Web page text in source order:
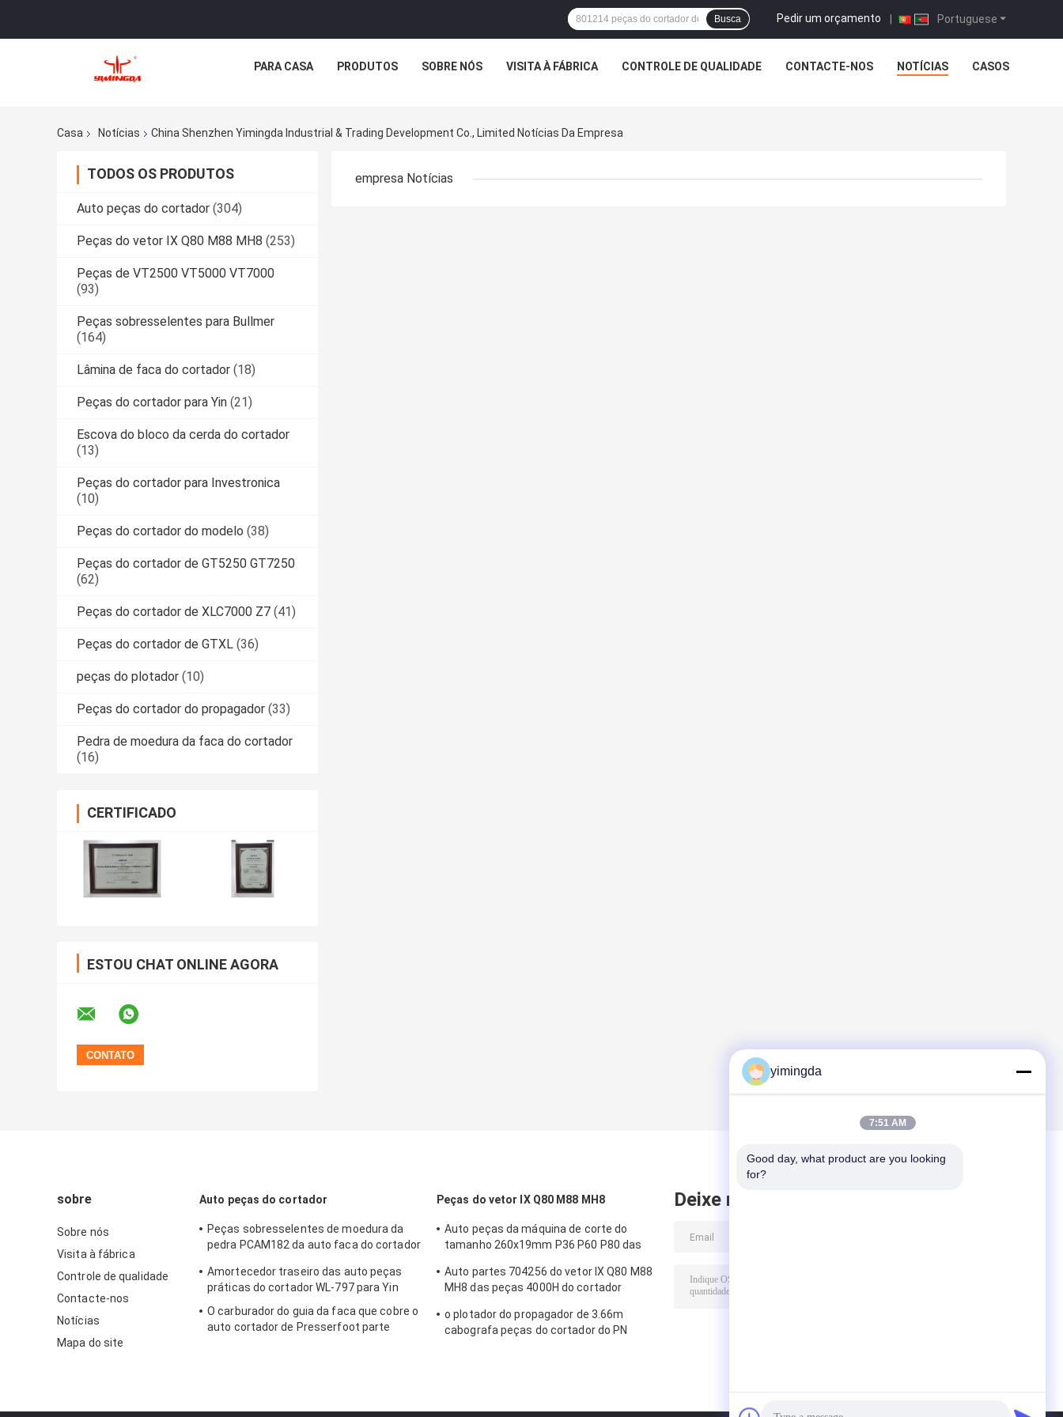
Portuguese
Pedir um orçamento |
Busca
PARA CASA PRODUTOS SOBRE NÓS VISITA À FÁBRICA CONTROLE DE QUALIDADE CONTACTE-NOS NOTÍCIAS CASOS
Casa Notícias China Shenzhen Yimingda Industrial & Trading Development Co., Limited Notícias Da Empresa
TODOS OS PRODUTOS
Auto peças do cortador (304)
Peças do vetor IX Q80 M88 MH8 (253)
Peças de VT2500 VT5000 VT7000
(93)
Peças sobresselentes para Bullmer
(164)
Lâmina de faca do cortador (18)
Peças do cortador para Yin (21)
Escova do bloco da cerda do cortador
(13)
Peças do cortador para Investronica
(10)
Peças do cortador do modelo (38)
Peças do cortador de GT5250 GT7250
(62)
Peças do cortador de XLC7000 Z7 (41)
Peças do cortador de GTXL (36)
peças do plotador (10)
Peças do cortador do propagador (33)
Pedra de moedura da faca do cortador
(16)
CERTIFICADO
ESTOU CHAT ONLINE AGORA
empresa Notícias
sobre
Sobre nós
Visita à fábrica
Controle de qualidade
Contacte-nos
Notícias
Mapa do site
Auto peças do cortador
Peças sobresselentes de moedura da
pedra PCAM182 da auto faca do cortador
Amortecedor traseiro das auto peças
práticas do cortador WL-797 para Yin
O carburador do guia da faca que cobre o
auto cortador de Presserfoot parte
Peças do vetor IX Q80 M88 MH8
Auto peças da máquina de corte do
tamanho 260x19mm P36 P60 P80 das
Auto partes 704256 do vetor IX Q80 M88
MH8 das peças 4000H do cortador
o plotador do propagador de 3.66m
cabografa peças do cortador do PN
Deixe mensagem
yimingda
7:51 AM
Good day, what product are you looking
for?